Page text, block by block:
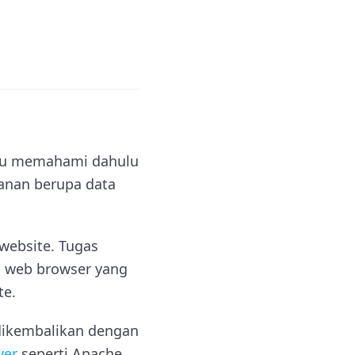
memahami dahulu
berupa data
Tugas
browser yang
dengan